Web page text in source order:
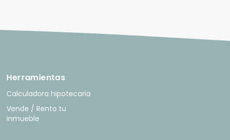
Herramientas
Calculadora hipotecaria
Vende / Renta tu
inmueble